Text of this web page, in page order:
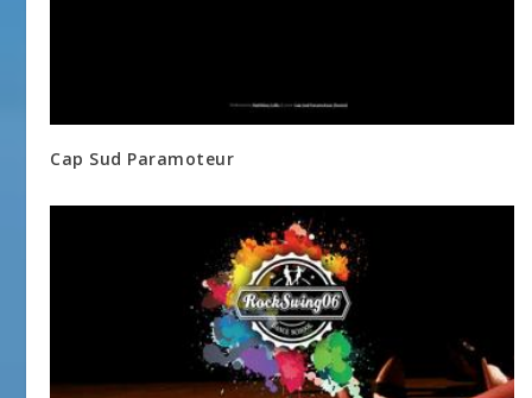
Cap Sud Paramoteur